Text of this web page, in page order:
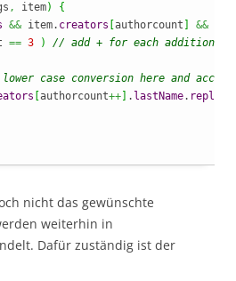
, item)
{
&& item. creators authorcount &&
== 3 )
// add + for each additional
case conversion here and
authorcount++ . lastName. replace
nicht das gewünschte
weiterhin in
Dafür zuständig ist der